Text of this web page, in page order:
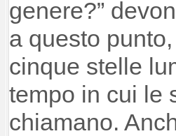
genere?”
a questo
cinque stelle
tempo in cui le
chiamano.